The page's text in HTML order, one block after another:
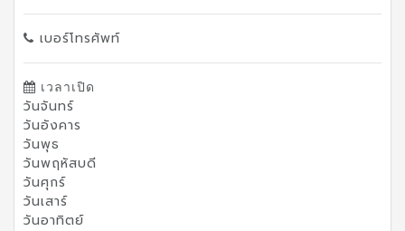
เบอร์โทรศัพท์
เวลาเปิด
วันจันทร์
วันอังคาร
วันพุธ
วันพฤหัสบดี
วันศุกร์
วันเสาร์
วันอาทิตย์